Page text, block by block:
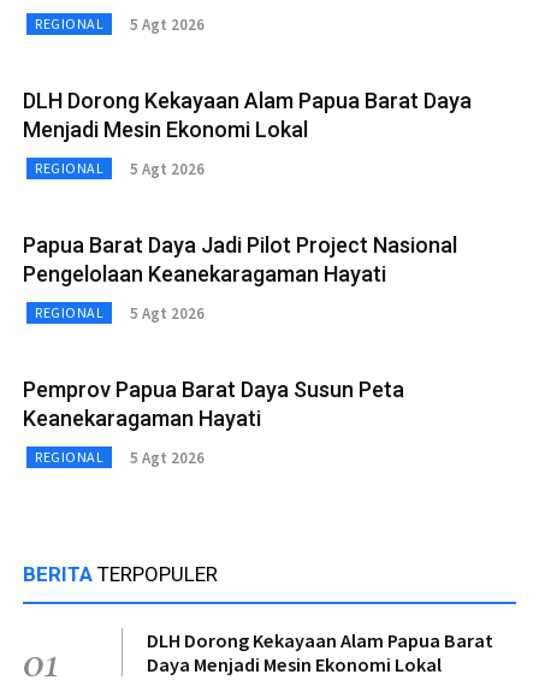
REGIONAL 5 Agt 2026
DLH Dorong Kekayaan Alam Papua Barat Daya
Menjadi Mesin Ekonomi Lokal
REGIONAL 5 Agt 2026
Papua Barat Daya Jadi Pilot Project Nasional
Pengelolaan Keanekaragaman Hayati
REGIONAL 5 Agt 2026
Pemprov Papua Barat Daya Susun Peta
Keanekaragaman Hayati
REGIONAL 5 Agt 2026
BERITA TERPOPULER
01
DLH Dorong Kekayaan Alam Papua Barat
Daya Menjadi Mesin Ekonomi Lokal